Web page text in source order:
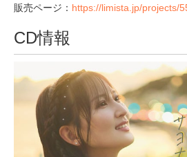
販売ページ： https://limista.jp/projects/
CD情報